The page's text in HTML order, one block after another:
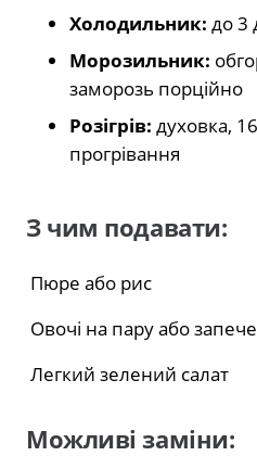
Холодильник: до 3
Морозильник:
заморозь порційно
Розігрів: духовка,
прогрівання
З чим подавати:
Пюре або рис
Овочі на пару або
Легкий зелений салат
Можливі заміни: